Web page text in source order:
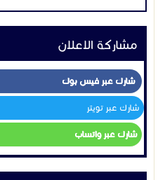
مشاركة الاعلان
شارك عبر فيس بوك
شارك عبر تويتر
شارك عبر واتساب